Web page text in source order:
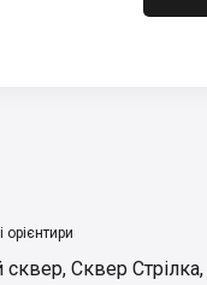
сквер, Сквер Стрілка,